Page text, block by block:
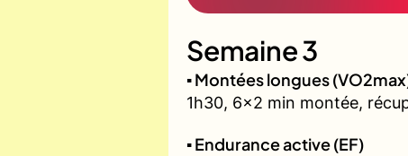
Semaine 3
▪️ Montées longues
1h30, 6x2 min montée,
▪️ Endurance active (EF)